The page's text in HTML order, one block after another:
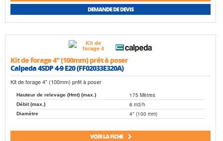
DEMANDE DE DEVIS
Kit de forage 4" (100mm) prêt à poser
Calpeda 4SDP 4-9 E20 (FF02033E320A)
Kit de forage 4" (100mm) prêt à poser
Hauteur de relevage (Hmt) (max.) 175 Mètres
Débit (max.) 6 m3/h
Diamètre 4" (100 mm)
VOIR LA FICHE